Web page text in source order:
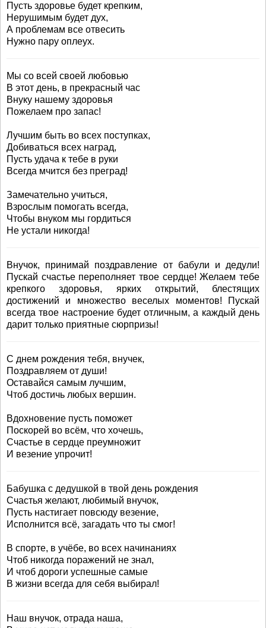
Пусть здоровье будет крепким,
Нерушимым будет дух,
А проблемам все отвесить
Нужно пару оплеух.
Мы со всей своей любовью
В этот день, в прекрасный час
Внуку нашему здоровья
Пожелаем про запас!
Лучшим быть во всех поступках,
Добиваться всех наград,
Пусть удача к тебе в руки
Всегда мчится без преград!
Замечательно учиться,
Взрослым помогать всегда,
Чтобы внуком мы гордиться
Не устали никогда!
Внучок, принимай поздравление от бабули и дедули!
Пускай счастье переполняет твое сердце! Желаем тебе
крепкого здоровья, ярких открытий, блестящих
достижений и множество веселых моментов! Пускай
всегда твое настроение будет отличным, а каждый день
дарит только приятные сюрпризы!
С днем рождения тебя, внучек,
Поздравляем от души!
Оставайся самым лучшим,
Чтоб достичь любых вершин.
Вдохновение пусть поможет
Поскорей во всём, что хочешь,
Счастье в сердце преумножит
И везение упрочит!
Бабушка с дедушкой в твой день рождения
Счастья желают, любимый внучок,
Пусть настигает повсюду везение,
Исполнится всё, загадать что ты смог!
В спорте, в учёбе, во всех начинаниях
Чтоб никогда поражений не знал,
И чтоб дороги успешные самые
В жизни всегда для себя выбирал!
Наш внучок, отрада наша,